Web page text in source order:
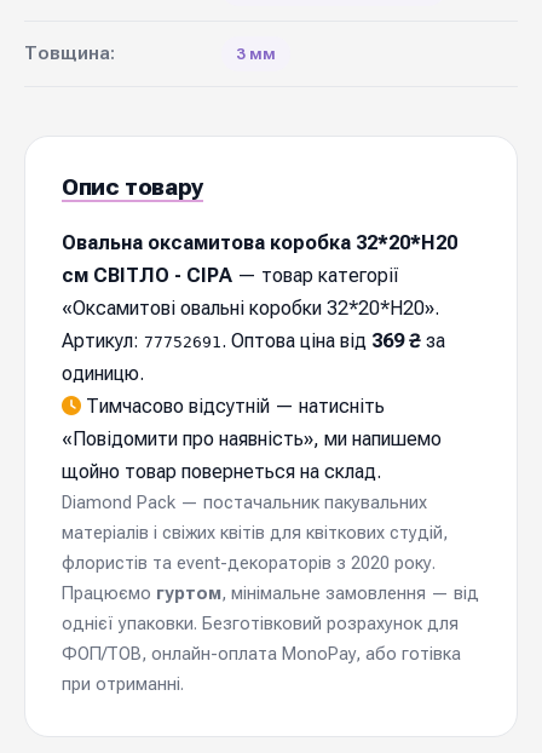
Товщина: 3 мм
Опис товару
Овальна оксамитова коробка 32*20*Н20
см СВІТЛО - СІРА — товар категорії
«Оксамитові овальні коробки 32*20*Н20».
Артикул: 77752691. Оптова ціна від 369 ₴ за
одиницю.
Тимчасово відсутній — натисніть
«Повідомити про наявність», ми напишемо
щойно товар повернеться на склад.
Diamond Pack — постачальник пакувальних
матеріалів і свіжих квітів для квіткових студій,
флористів та event-декораторів з 2020 року.
Працюємо гуртом, мінімальне замовлення — від
однієї упаковки. Безготівковий розрахунок для
ФОП/ТОВ, онлайн-оплата MonoPay, або готівка
при отриманні.